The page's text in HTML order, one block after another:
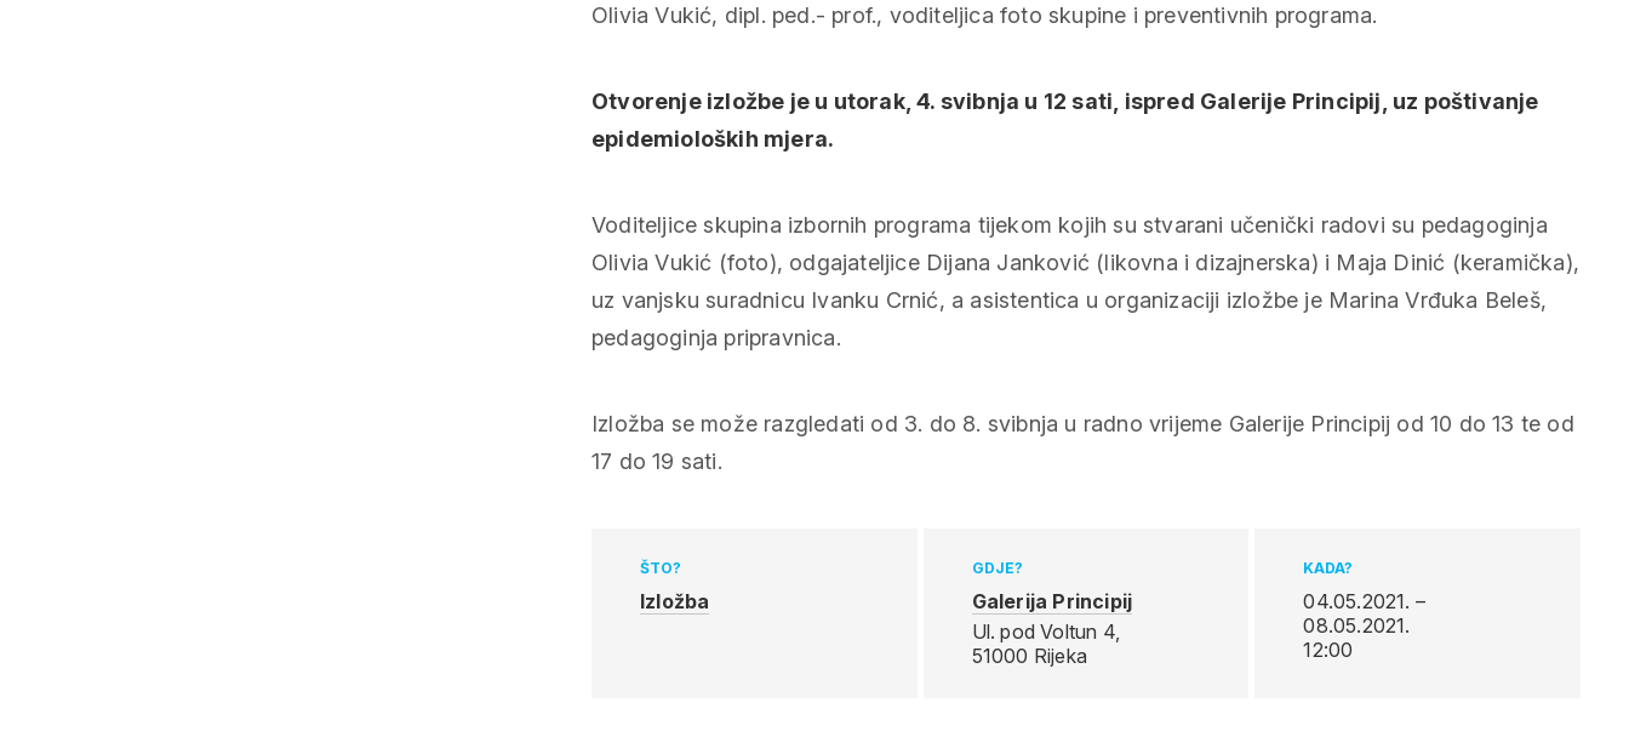
Olivia Vukić, dipl. ped.- prof., voditeljica foto skupine i preventivnih programa.
Otvorenje izložbe je u utorak, 4. svibnja u 12 sati, ispred Galerije Principij, uz poštivanje
epidemioloških mjera.
Voditeljice skupina izbornih programa tijekom kojih su stvarani učenički radovi su pedagoginja
Olivia Vukić (foto), odgajateljice Dijana Janković (likovna i dizajnerska) i Maja Dinić (keramička),
uz vanjsku suradnicu Ivanku Crnić, a asistentica u organizaciji izložbe je Marina Vrđuka Beleš,
pedagoginja pripravnica.
Izložba se može razgledati od 3. do 8. svibnja u radno vrijeme Galerije Principij od 10 do 13 te od
17 do 19 sati.
ŠTO?
Izložba
GDJE?
Galerija Principij
Ul. pod Voltun 4,
51000 Rijeka
KADA?
04.05.2021. –
08.05.2021.
12:00